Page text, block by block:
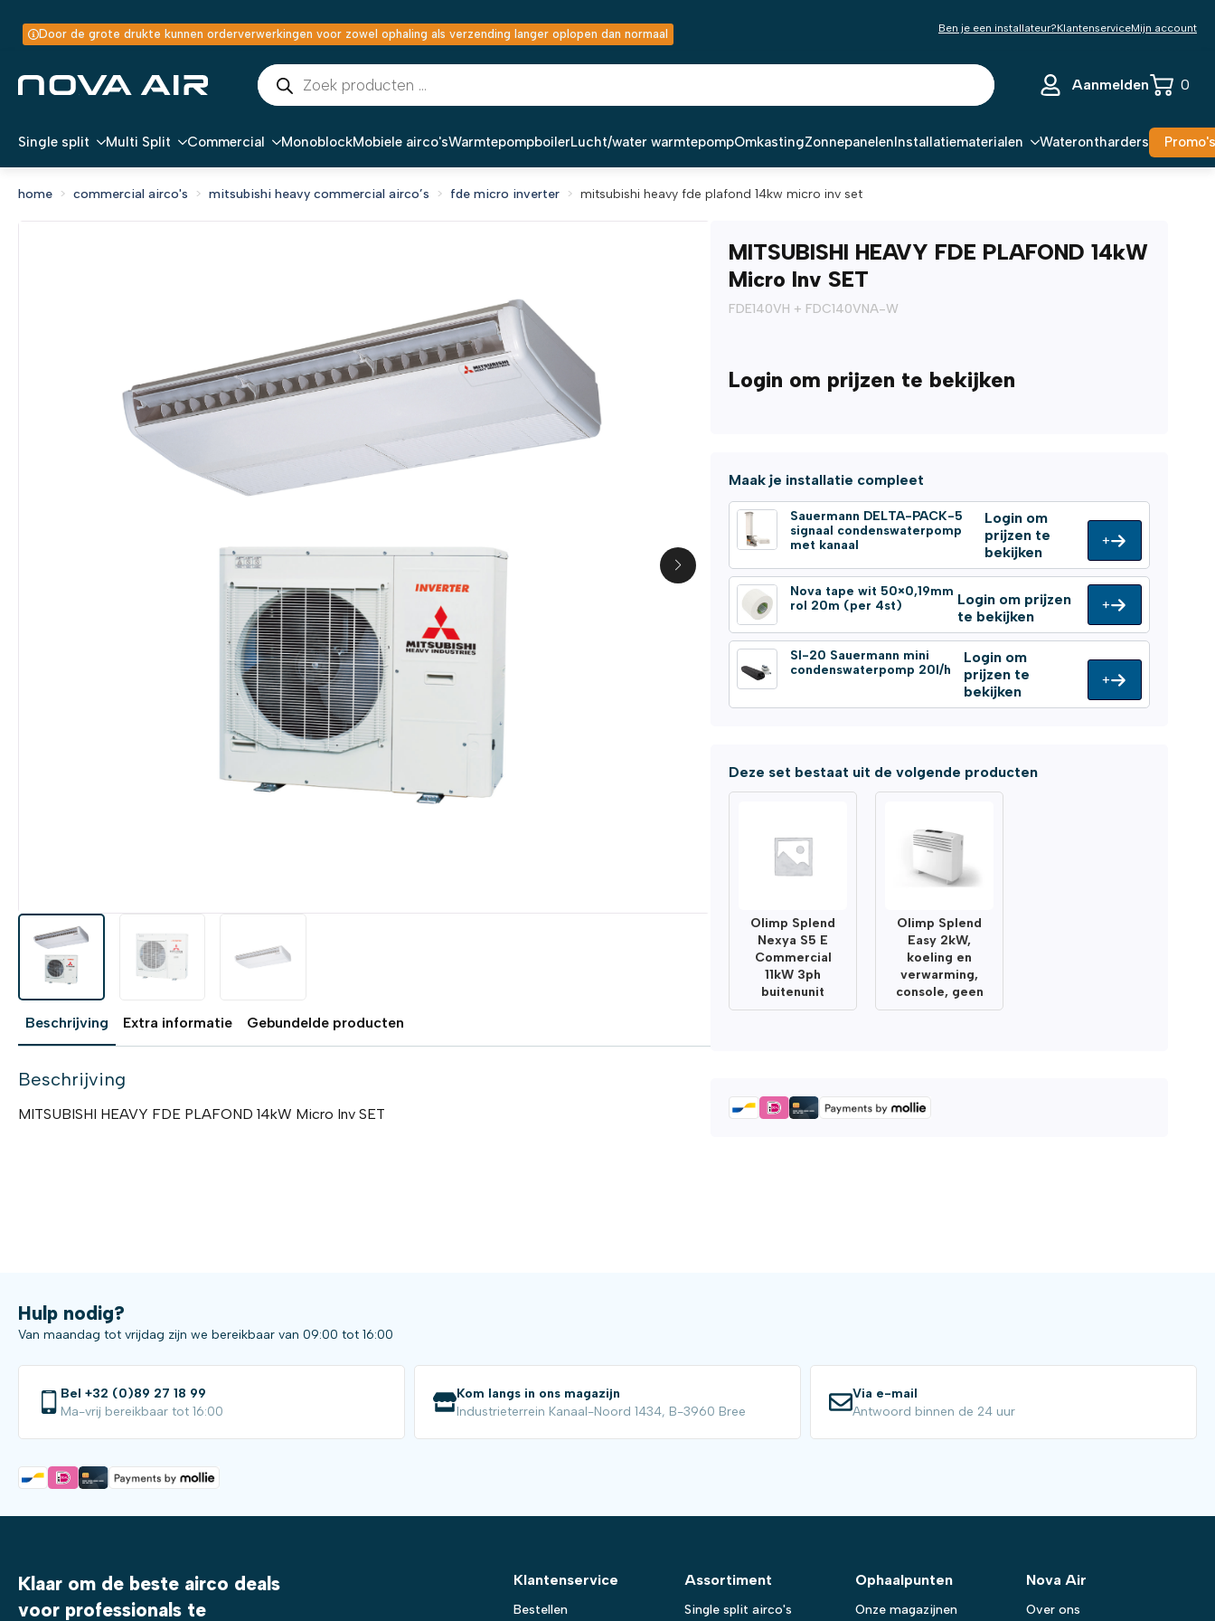
Door de grote drukte kunnen orderverwerkingen voor zowel ophaling als verzending langer oplopen dan normaal Ben je een installateur?KlantenserviceMijn account
Producten
zoeken
Aanmelden 0
Single split Multi Split Commercial MonoblockMobiele airco'sWarmtepompboilerLucht/water warmtepompOmkastingZonnepanelenInstallatiematerialen Waterontharders Promo's
home commercial airco's mitsubishi heavy commercial airco’s fde micro inverter mitsubishi heavy fde plafond 14kw micro inv set
Beschrijving Extra informatie Gebundelde producten
Beschrijving
MITSUBISHI HEAVY FDE PLAFOND 14kW Micro Inv SET
MITSUBISHI HEAVY FDE PLAFOND 14kW
Micro Inv SET
FDE140VH + FDC140VNA-W
Login om prijzen te bekijken
Maak je installatie compleet
Sauermann DELTA-PACK-5
signaal condenswaterpomp
met kanaal
Login om
prijzen te
bekijken
+
Nova tape wit 50×0,19mm
rol 20m (per 4st)
Login om prijzen
te bekijken
+
SI-20 Sauermann mini
condenswaterpomp 20l/h
Login om
prijzen te
bekijken
+
Deze set bestaat uit de volgende producten
Olimp Splend
Nexya S5 E
Commercial
11kW 3ph
buitenunit
Olimp Splend
Easy 2kW,
koeling en
verwarming,
console, geen
Hulp nodig?
Van maandag tot vrijdag zijn we bereikbaar van 09:00 tot 16:00
Bel +32 (0)89 27 18 99
Ma-vrij bereikbaar tot 16:00
Kom langs in ons magazijn
Industrieterrein Kanaal-Noord 1434, B-3960 Bree
Via e-mail
Antwoord binnen de 24 uur
Klaar om de beste airco deals
voor professionals te
Klantenservice
Bestellen
Assortiment
Single split airco's
Ophaalpunten
Onze magazijnen
Nova Air
Over ons